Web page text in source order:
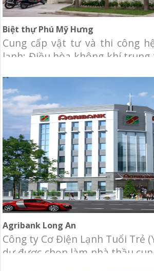
Biệt thự Phú Mỹ Hưng
Cung cấp vật tư và thi công
lạnh: Điều hòa không khí trung
phòng cháy chữa cháy.
Agribank Long An
Công ty Cơ Điện Lạnh Tuổi Trẻ
dự được chọn làm nhà thầu